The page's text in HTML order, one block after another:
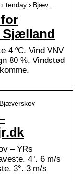
tenday › Bjæv…
Sjælland
4 ºC. Vind VNV
80 %. Vindstød
– YRs
4°. 6 m/s
3°. 3 m/s